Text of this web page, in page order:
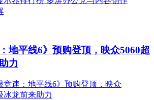
地平线6》预购登顶，映众5060超
力